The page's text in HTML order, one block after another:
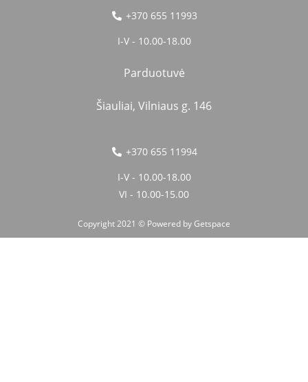
+370 655 11993
I-V - 10.00-18.00
Parduotuvė
Šiauliai, Vilniaus g. 146
+370 655 11994
I-V - 10.00-18.00
VI - 10.00-15.00
Copyright 2021 © Powered byGetspace